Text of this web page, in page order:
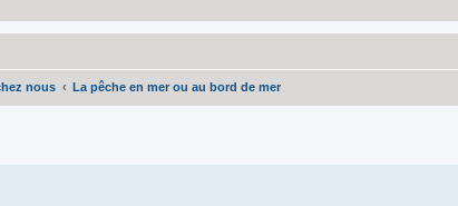
nous La pêche en mer ou au bord de mer